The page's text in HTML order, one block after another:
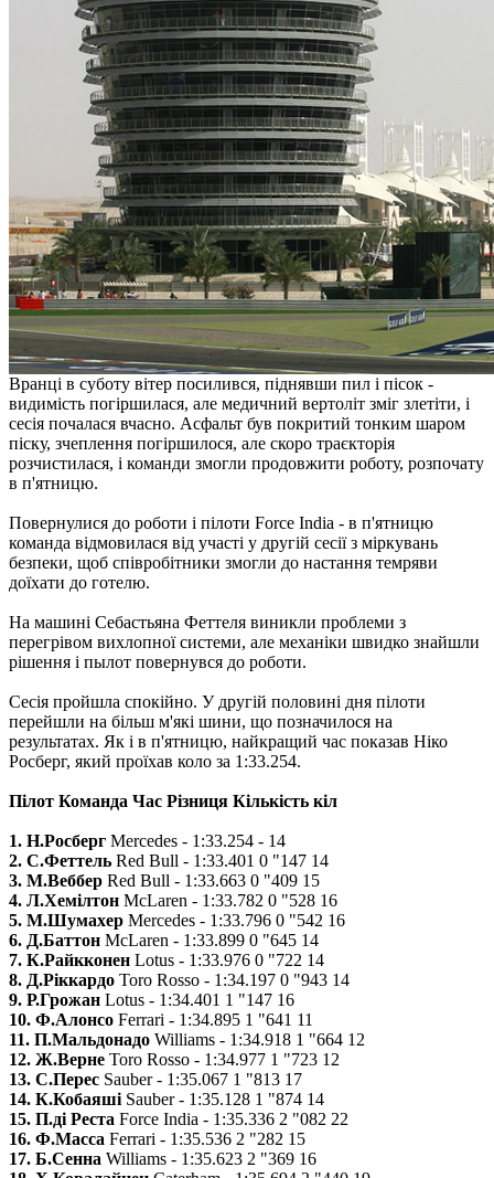
Вранці в суботу вітер посилився, піднявши пил і пісок -
видимість погіршилася, але медичний вертоліт зміг злетіти, і
сесія почалася вчасно. Асфальт був покритий тонким шаром
піску, зчеплення погіршилося, але скоро траєкторія
розчистилася, і команди змогли продовжити роботу, розпочату
в п'ятницю.
Повернулися до роботи і пілоти Force India - в п'ятницю
команда відмовилася від участі у другій сесії з міркувань
безпеки, щоб співробітники змогли до настання темряви
доїхати до готелю.
На машині Себастьяна Феттеля виникли проблеми з
перегрівом вихлопної системи, але механіки швидко знайшли
рішення і пылот повернувся до роботи.
Сесія пройшла спокійно. У другій половині дня пілоти
перейшли на більш м'які шини, що позначилося на
результатах. Як і в п'ятницю, найкращий час показав Ніко
Росберг, який проїхав коло за 1:33.254.
Пілот Команда Час Різниця Кількість кіл
1. Н.Росберг Mercedes - 1:33.254 - 14
2. С.Феттель Red Bull - 1:33.401 0 "147 14
3. М.Веббер Red Bull - 1:33.663 0 "409 15
4. Л.Хемілтон McLaren - 1:33.782 0 "528 16
5. М.Шумахер Mercedes - 1:33.796 0 "542 16
6. Д.Баттон McLaren - 1:33.899 0 "645 14
7. К.Райкконен Lotus - 1:33.976 0 "722 14
8. Д.Ріккардо Toro Rosso - 1:34.197 0 "943 14
9. Р.Грожан Lotus - 1:34.401 1 "147 16
10. Ф.Алонсо Ferrari - 1:34.895 1 "641 11
11. П.Мальдонадо Williams - 1:34.918 1 "664 12
12. Ж.Верне Toro Rosso - 1:34.977 1 "723 12
13. С.Перес Sauber - 1:35.067 1 "813 17
14. К.КобаяшіSauber - 1:35.128 1 "874 14
15. П.ді Реста Force India - 1:35.336 2 "082 22
16. Ф.Масса Ferrari - 1:35.536 2 "282 15
17. Б.Сенна Williams - 1:35.623 2 "369 16